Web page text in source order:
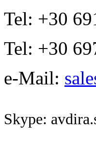
Tel: +30
Tel: +30
e-Mail:
Skype: